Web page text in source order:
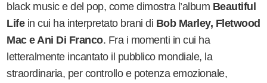
black music e del pop, come dimostra l ’album Beautiful
Lifein cui ha interpretato brani di Bob Marley, Fletwood
Mac e Ani Di Franco. Fra i momenti in cui ha
letteralmente incantato il pubblico mondiale, la
straordinaria, per controllo e potenza emozionale,